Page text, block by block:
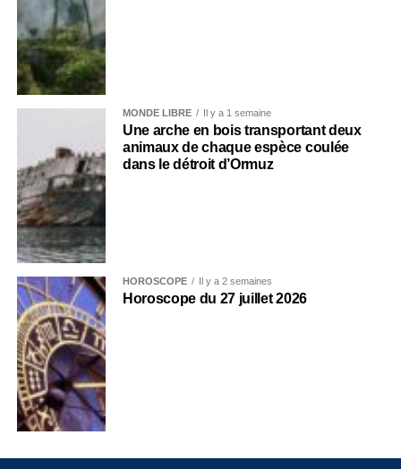
MONDE LIBRE Il y a 1 semaine
Une arche en bois transportant deux
animaux de chaque espèce coulée
dans le détroit d’Ormuz
HOROSCOPE Il y a 2 semaines
Horoscope du 27 juillet 2026